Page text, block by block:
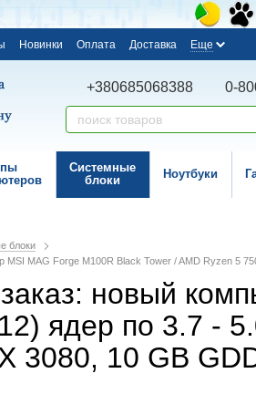
Новинки Оплата Доставка Еще
+380685068388 0-
Системные
блоки
Ноутбуки
блоки
MSI MAG Forge M100R Black Tower / AMD Ryzen 5
новый
ядер по 3.7 -
3080, 10 GB